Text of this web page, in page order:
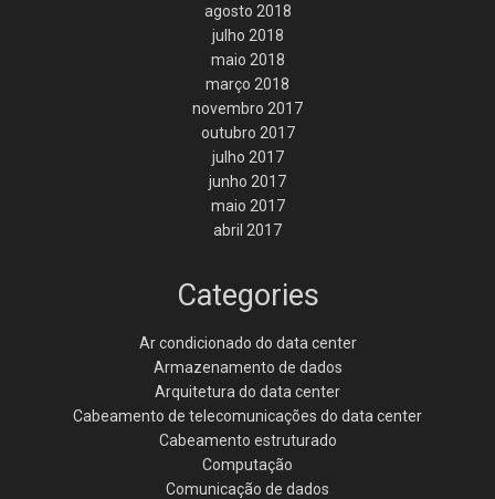
agosto 2018
julho 2018
maio 2018
março 2018
novembro 2017
outubro 2017
julho 2017
junho 2017
maio 2017
abril 2017
Categories
Ar condicionado do data center
Armazenamento de dados
Arquitetura do data center
Cabeamento de telecomunicações do data center
Cabeamento estruturado
Computação
Comunicação de dados